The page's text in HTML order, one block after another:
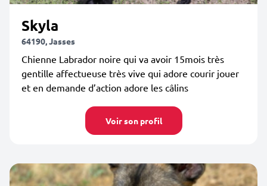
Skyla
64190, Jasses
Chienne Labrador noire qui va avoir 15mois très
gentille affectueuse très vive qui adore courir jouer
et en demande d’action adore les câlins
Voir son profil